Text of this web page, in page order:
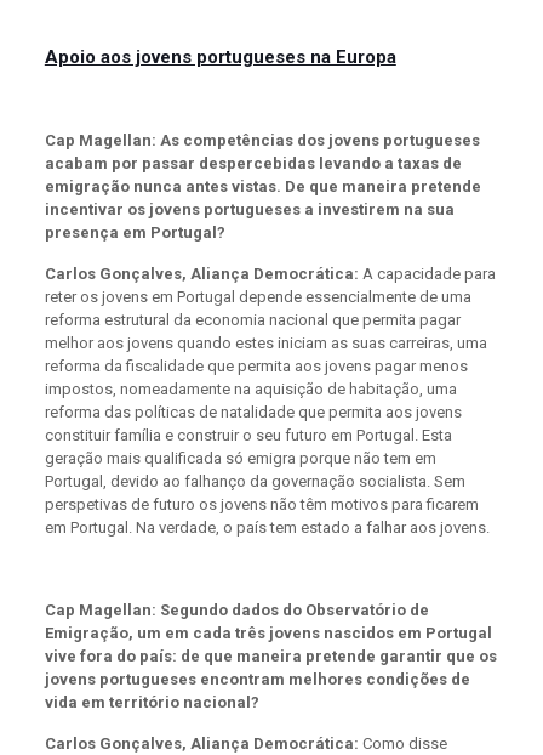
Apoio aos jovens portugueses na Europa
Cap Magellan: As competências dos jovens portugueses
acabam por passar despercebidas levando a taxas de
emigração nunca antes vistas. De que maneira pretende
incentivar os jovens portugueses a investirem na sua
presença em Portugal?
Carlos Gonçalves, Aliança Democrática: A capacidade para
reter os jovens em Portugal depende essencialmente de uma
reforma estrutural da economia nacional que permita pagar
melhor aos jovens quando estes iniciam as suas carreiras, uma
reforma da fiscalidade que permita aos jovens pagar menos
impostos, nomeadamente na aquisição de habitação, uma
reforma das políticas de natalidade que permita aos jovens
constituir família e construir o seu futuro em Portugal. Esta
geração mais qualificada só emigra porque não tem em
Portugal, devido ao falhanço da governação socialista. Sem
perspetivas de futuro os jovens não têm motivos para ficarem
em Portugal. Na verdade, o país tem estado a falhar aos jovens.
Cap Magellan: Segundo dados do Observatório de
Emigração, um em cada três jovens nascidos em Portugal
vive fora do país: de que maneira pretende garantir que os
jovens portugueses encontram melhores condições de
vida em território nacional?
Carlos Gonçalves, Aliança Democrática: Como disse